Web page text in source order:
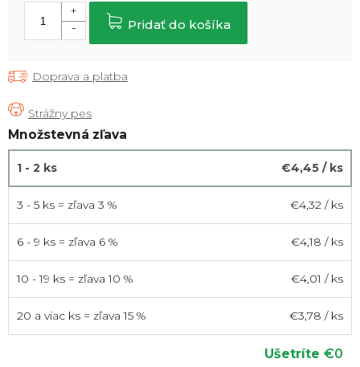
Množstevná zľava
1 - 2 ks €4,45 / ks
3 - 5 ks = zľava 3 % €4,32 / ks
6 - 9 ks = zľava 6 % €4,18 / ks
10 - 19 ks = zľava 10 % €4,01 / ks
20 a viac ks = zľava 15 % €3,78 / ks
Ušetríte €0
Jednotková
cena:
Pridať do košíka
Doprava a platba